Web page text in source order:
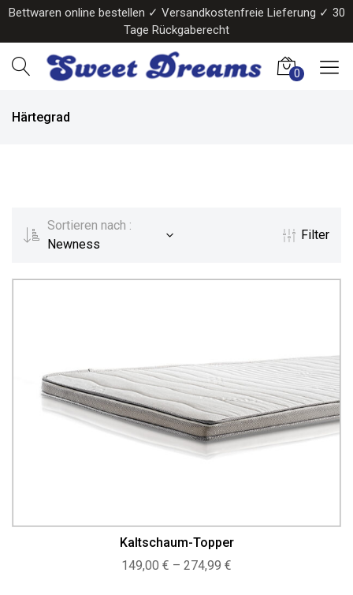
Bettwaren online bestellen ✓ Versandkostenfreie Lieferung ✓ 30
Tage Rückgaberecht
0
Härtegrad
Sortieren nach :
Newness
Filter
Kaltschaum-Topper
149,00 € – 274,99 €